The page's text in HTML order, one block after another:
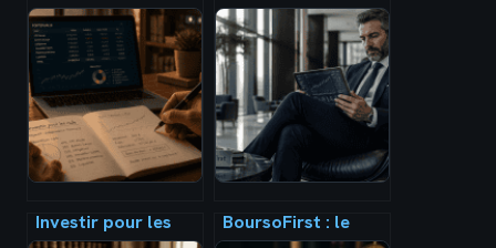
Investir pour les
BoursoFirst : le